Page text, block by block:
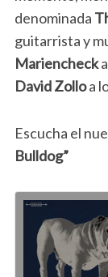
denominada
guitarrista y
Mariencheck
David Zolloa
Escucha el
Bulldog”